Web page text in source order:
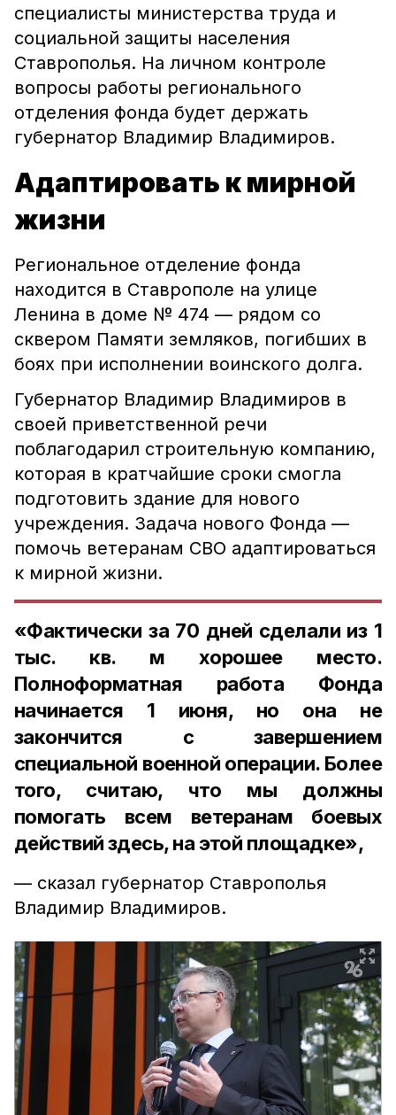
специалисты министерства труда и
социальной защиты населения
Ставрополья. На личном контроле
вопросы работы регионального
отделения фонда будет держать
губернатор Владимир Владимиров.
Адаптировать к мирной
жизни
Региональное отделение фонда
находится в Ставрополе на улице
Ленина в доме № 474 — рядом со
сквером Памяти земляков, погибших в
боях при исполнении воинского долга.
Губернатор Владимир Владимиров в
своей приветственной речи
поблагодарил строительную компанию,
которая в кратчайшие сроки смогла
подготовить здание для нового
учреждения. Задача нового Фонда —
помочь ветеранам СВО адаптироваться
к мирной жизни.
«Фактически за 70 дней сделали из 1
тыс. кв. м хорошее место.
Полноформатная работа Фонда
начинается 1 июня, но она не
закончится с завершением
специальной военной операции. Более
того, считаю, что мы должны
помогать всем ветеранам боевых
действий здесь, на этой площадке»,
— сказал губернатор Ставрополья
Владимир Владимиров.